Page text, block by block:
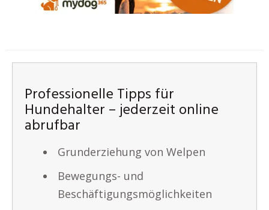
Professionelle Tipps für
Hundehalter – jederzeit online
abrufbar
Grunderziehung von Welpen
Bewegungs- und
Beschäftigungsmöglichkeiten